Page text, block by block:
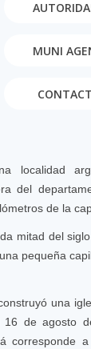
MUNI
localidad
del
de la
mitad del
pequeña
una
16 de agosto
corresponde